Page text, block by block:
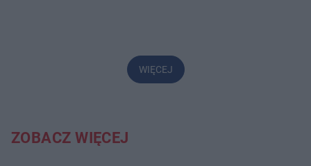
WIĘCEJ
ZOBACZ WIĘCEJ